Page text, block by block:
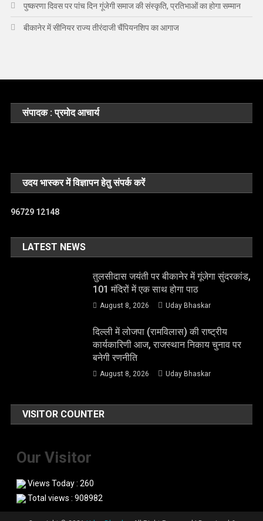
पुष्करणा दिवस पर पांच दिन गूंजेगी समाज की संस्कृति, प्रतिभाओं का होगा सम्मान
बीकानेर में सीनियर राज्य तीरंदाजी चैंपियनशिप का आगाज
संपादक : प्रमोद आचार्य
उदय भास्कर में विज्ञापन हेतु संपर्क करें
96729 12148
LATEST NEWS
तुलसीदास जयंती पर बीकानेर में गूंजेगा सुंदरकांड,
101 मंदिरों में एक साथ होगा पाठ
August 8, 2026 Uday Bhaskar
दिल्ली में लोजपा (रामविलास) की राष्ट्रीय
कार्यकारिणी आज, राजस्थान निकाय चुनाव पर
बनेगी रणनीति
August 8, 2026 Uday Bhaskar
VISITOR COUNTER
Our Visitor
Views Today : 260
Total views : 908982